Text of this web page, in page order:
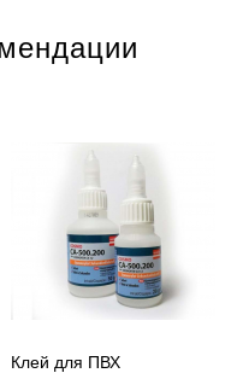
Клей для ПВХ